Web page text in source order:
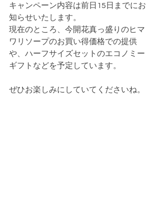
キャンペーン内容は前日15日までにお
知らせいたします。
現在のところ、今開花真っ盛りのヒマ
ワリソープのお買い得価格での提供
や、ハーフサイズセットのエコノミー
ギフトなどを予定しています。
ぜひお楽しみにしていてくださいね。